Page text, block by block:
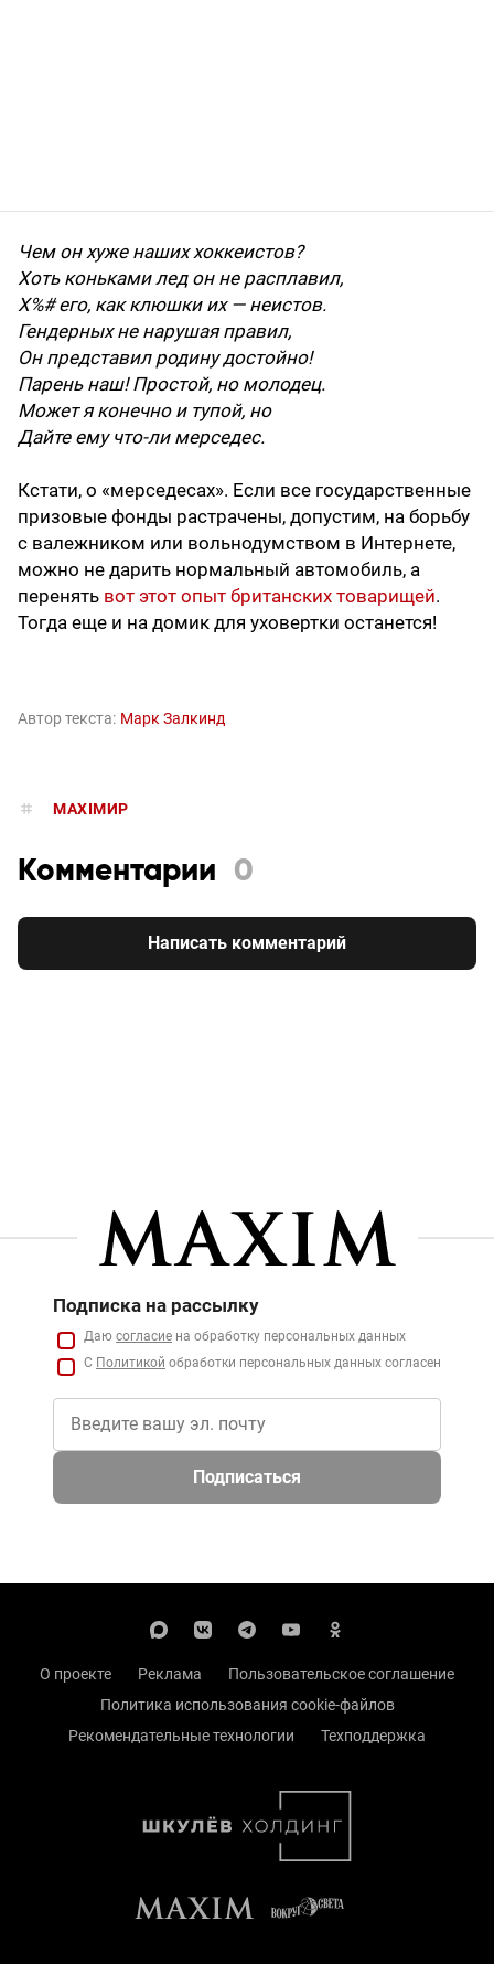
Чем он хуже наших хоккеистов?
Хоть коньками лед он не расплавил,
Х%# его, как клюшки их — неистов.
Гендерных не нарушая правил,
Он представил родину достойно!
Парень наш! Простой, но молодец.
Может я конечно и тупой, но
Дайте ему что-ли мерседес.
Кстати, о «мерседесах». Если все государственные
призовые фонды растрачены, допустим, на борьбу
с валежником или вольнодумством в Интернете,
можно не дарить нормальный автомобиль, а
перенять вот этот опыт британских товарищей.
Тогда еще и на домик для уховертки останется!
Автор текста: Марк Залкинд
MAXIMИР
Комментарии 0
Написать комментарий
Подписка на рассылку
Даю согласие на обработку персональных данных
С Политикой обработки персональных данных согласен
Подписаться
О проекте Реклама
Пользовательское соглашение
Политика использования cookie-файлов
Рекомендательные технологии
Техподдержка